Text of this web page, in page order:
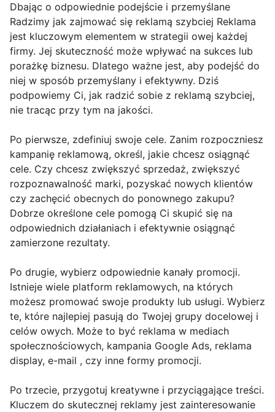
Dbając o odpowiednie podejście i przemyślane
Radzimy jak zajmować się reklamą szybciej Reklama
jest kluczowym elementem w strategii owej każdej
firmy. Jej skuteczność może wpływać na sukces lub
porażkę biznesu. Dlatego ważne jest, aby podejść do
niej w sposób przemyślany i efektywny. Dziś
podpowiemy Ci, jak radzić sobie z reklamą szybciej,
nie tracąc przy tym na jakości.
Po pierwsze, zdefiniuj swoje cele. Zanim rozpoczniesz
kampanię reklamową, określ, jakie chcesz osiągnąć
cele. Czy chcesz zwiększyć sprzedaż, zwiększyć
rozpoznawalność marki, pozyskać nowych klientów
czy zachęcić obecnych do ponownego zakupu?
Dobrze określone cele pomogą Ci skupić się na
odpowiednich działaniach i efektywnie osiągnąć
zamierzone rezultaty.
Po drugie, wybierz odpowiednie kanały promocji.
Istnieje wiele platform reklamowych, na których
możesz promować swoje produkty lub usługi. Wybierz
te, które najlepiej pasują do Twojej grupy docelowej i
celów owych. Może to być reklama w mediach
społecznościowych, kampania Google Ads, reklama
display, e-mail , czy inne formy promocji.
Po trzecie, przygotuj kreatywne i przyciągające treści.
Kluczem do skutecznej reklamy jest zainteresowanie